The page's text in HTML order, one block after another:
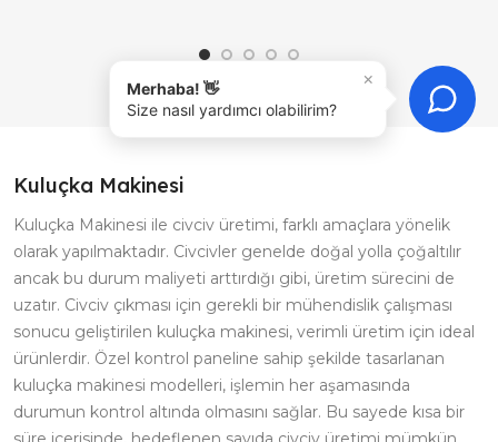
Kuluçka Makinesi
Kuluçka Makinesi ile civciv üretimi, farklı amaçlara yönelik
olarak yapılmaktadır. Civcivler genelde doğal yolla çoğaltılır
ancak bu durum maliyeti arttırdığı gibi, üretim sürecini de
uzatır. Civciv çıkması için gerekli bir mühendislik çalışması
sonucu geliştirilen kuluçka makinesi, verimli üretim için ideal
ürünlerdir. Özel kontrol paneline sahip şekilde tasarlanan
kuluçka makinesi modelleri, işlemin her aşamasında
durumun kontrol altında olmasını sağlar. Bu sayede kısa bir
×
Merhaba! 👋
Size nasıl yardımcı olabilirim?